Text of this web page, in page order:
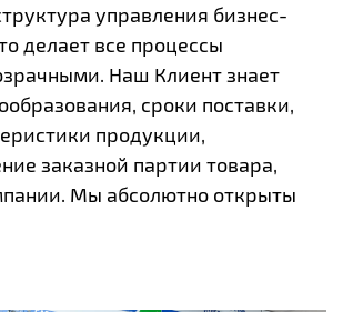
управления бизнес-
делает все процессы
Наш Клиент знает
сроки поставки,
продукции,
заказной партии товара,
Мы абсолютно открыты